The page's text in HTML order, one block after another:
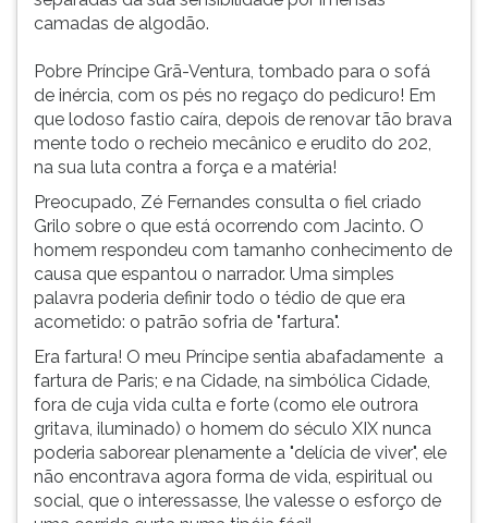
camadas de algodão.
Pobre Príncipe Grã-Ventura, tombado para o sofá
de inércia, com os pés no regaço do pedicuro! Em
que lodoso fastio caíra, depois de renovar tão brava
mente todo o recheio mecânico e erudito do 202,
na sua luta contra a força e a matéria!
Preocupado, Zé Fernandes consulta o fiel criado
Grilo sobre o que está ocorrendo com Jacinto. O
homem respondeu com tamanho conhecimento de
causa que espantou o narrador. Uma simples
palavra poderia definir todo o tédio de que era
acometido: o patrão sofria de "fartura".
Era fartura! O meu Príncipe sentia abafadamente a
fartura de Paris; e na Cidade, na simbólica Cidade,
fora de cuja vida culta e forte (como ele outrora
gritava, iluminado) o homem do século XIX nunca
poderia saborear plenamente a "delícia de viver", ele
não encontrava agora forma de vida, espiritual ou
social, que o interessasse, lhe valesse o esforço de